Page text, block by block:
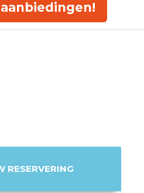
RESERVERING